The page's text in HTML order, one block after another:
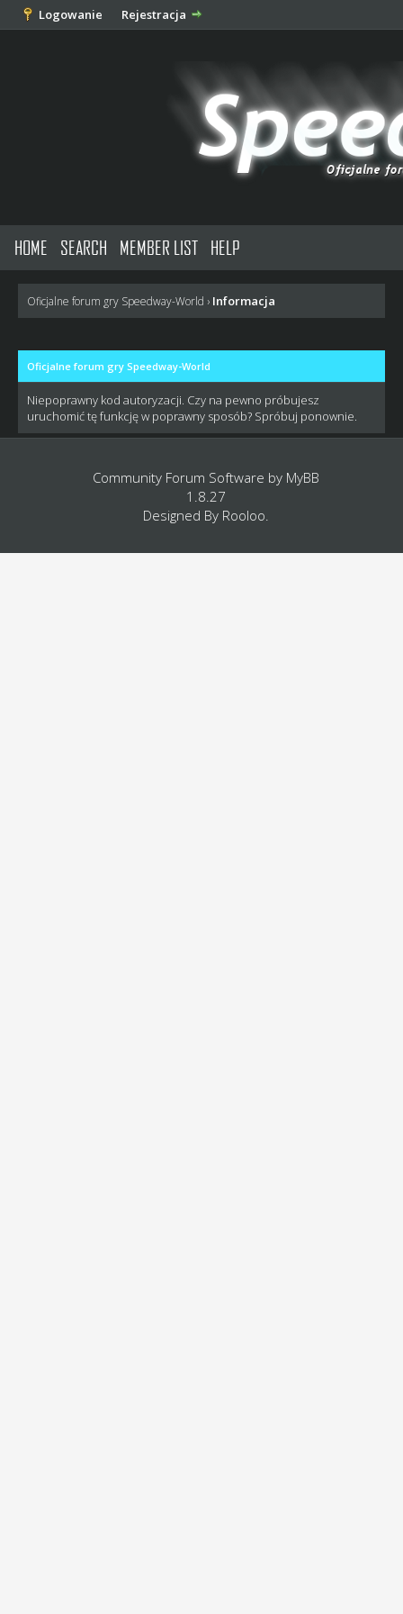
Logowanie Rejestracja
HOME SEARCH MEMBER LIST HELP
Oficjalne forum gry Speedway-World › Informacja
Oficjalne forum gry Speedway-World
Niepoprawny kod autoryzacji. Czy na pewno próbujesz
uruchomić tę funkcję w poprawny sposób? Spróbuj ponownie.
Community Forum Software by MyBB
1.8.27
Designed By Rooloo.